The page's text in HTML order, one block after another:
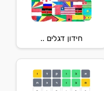
חידון דגלים ..